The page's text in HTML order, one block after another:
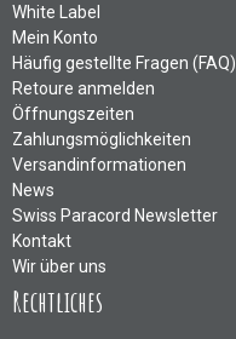
White Label
Mein Konto
Häufig gestellte Fragen (FAQ)
Retoure anmelden
Öffnungszeiten
Zahlungsmöglichkeiten
Versandinformationen
News
Swiss Paracord Newsletter
Kontakt
Wir über uns
Rechtliches